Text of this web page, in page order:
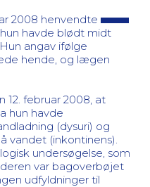
2008 henvendte
havde blødt midt
angav ifølge
hende, og lægen
12. februar 2008, at
hun havde
(dysuri) og
vandet (inkontinens).
undersøgelse, som
var bagoverbøjet
udfyldninger til